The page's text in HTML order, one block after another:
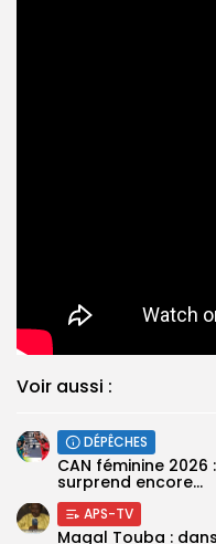
Voir aussi :
DÉPÊCHES
‎CAN féminine
surprend encore...
APS-TV
Magal Touba :